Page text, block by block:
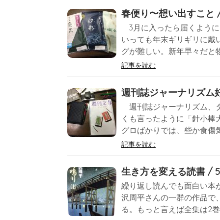
春便り〜想い出すこと
3月に入ったら届くよう
いっても年末ギリギリに戴
グが難しい。新年早々だと
記事を読む
週刊誌ジャーナリズム
週刊誌ジャーナリズム、
くも言ったように「針小
グロばかりでは、些か食傷
記事を読む
生き方を変える読書 /
繰り返し読んでも面白い本
沢周平さんの一群の作品で
る。もっと言えば全集は2